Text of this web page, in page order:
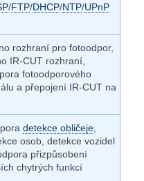
/FTP/DHCP/NTP/UPnP
rozhraní pro fotoodpor,
IR-CUT rozhraní,
fotoodporového
a přepojení IR-CUT na
detekce obličeje
osob, detekce vozidel
přizpůsobení
chytrých funkcí